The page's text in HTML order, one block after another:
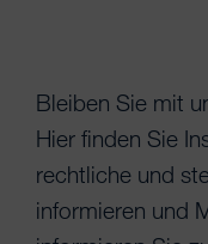
Bleiben Sie mit
Hier finden Sie
rechtliche und
informieren und